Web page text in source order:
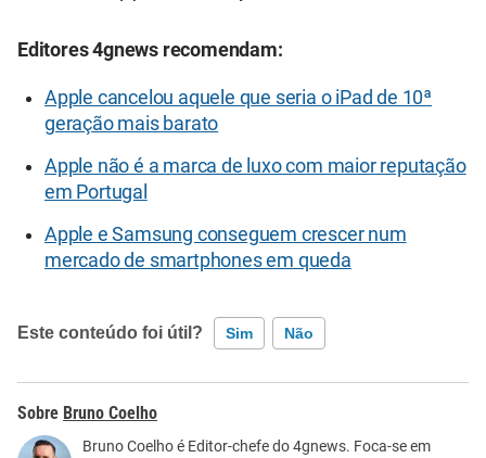
Editores 4gnews recomendam:
Apple cancelou aquele que seria o iPad de 10ª
geração mais barato
Apple não é a marca de luxo com maior reputação
em Portugal
Apple e Samsung conseguem crescer num
mercado de smartphones em queda
Este conteúdo foi útil? Sim Não
Este conteúdo não tem a informação que procuro
Bruno Coelho
Bruno Coelho é Editor-chefe do 4gnews. Foca-se em